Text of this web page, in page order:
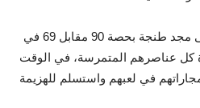
فقد فاز الفتح بفارق مريح على مجد طنجة بحصة 90 مقابل 69 في
كل عناصرهم المتمرسة، في الوقت
في لعبهم واستسلم للهزيمة